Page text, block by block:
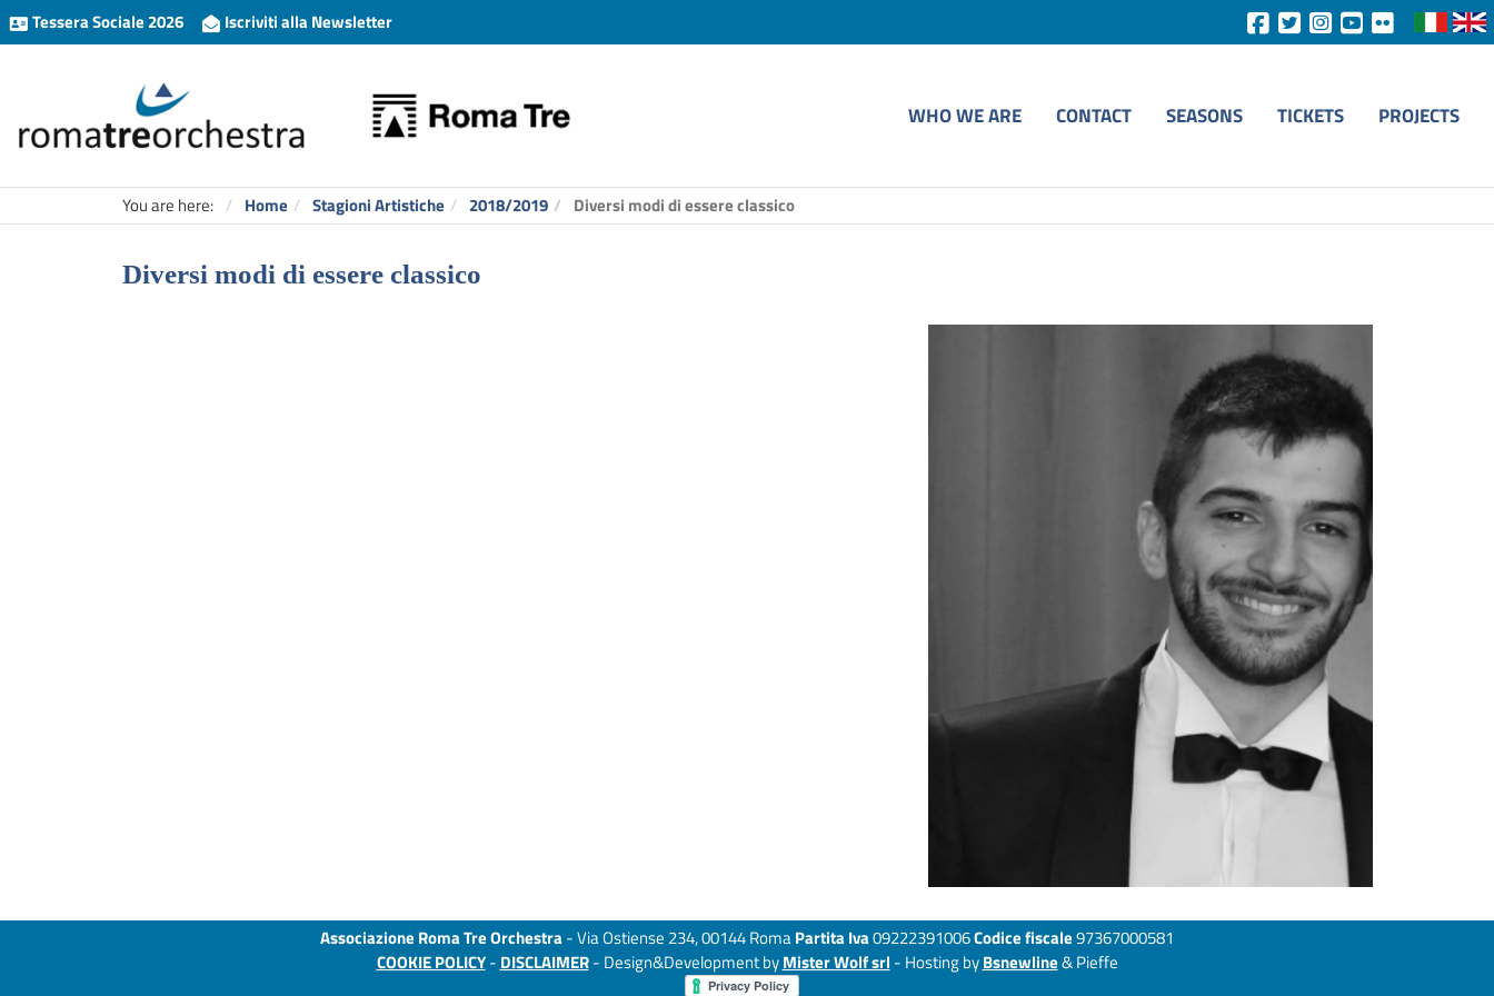
Tessera Sociale 2026 Iscriviti alla Newsletter
WHO WE ARE CONTACT SEASONS TICKETS PROJECTS
You are here: Home Stagioni Artistiche 2018/2019 Diversi modi di essere classico
Diversi modi di essere classico
Associazione Roma Tre Orchestra- Via Ostiense 234, 00144 RomaPartita Iva09222391006Codice fiscale97367000581
COOKIE POLICY- DISCLAIMER- Design&Development byMister Wolf srl - Hosting byBsnewline& Pieffe